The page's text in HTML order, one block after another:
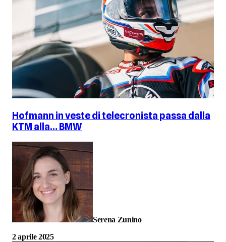
Hofmann in veste di telecronista passa dalla
KTM alla… BMW
Serena Zunino
2 aprile 2025